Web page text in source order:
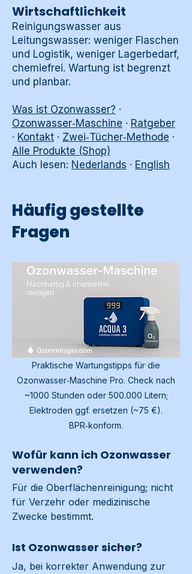
Wirtschaftlichkeit
Reinigungswasser aus
Leitungswasser: weniger Flaschen
und Logistik, weniger Lagerbedarf,
chemiefrei. Wartung ist begrenzt
und planbar.
Was ist Ozonwasser? ·
Ozonwasser‑Maschine · Ratgeber
· Kontakt · Zwei‑Tücher‑Methode ·
Alle Produkte (Shop)
Auch lesen: Nederlands · English
Häufig gestellte
Fragen
Praktische Wartungstipps für die
Ozonwasser‑Maschine Pro. Check nach
~1000 Stunden oder 500.000 Litern;
Elektroden ggf. ersetzen (~75 €).
BPR‑konform.
Wofür kann ich Ozonwasser
verwenden?
Für die Oberflächenreinigung; nicht
für Verzehr oder medizinische
Zwecke bestimmt.
Ist Ozonwasser sicher?
Ja, bei korrekter Anwendung zur